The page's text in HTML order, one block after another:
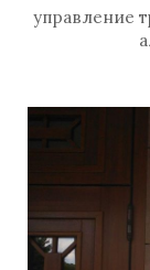
управление